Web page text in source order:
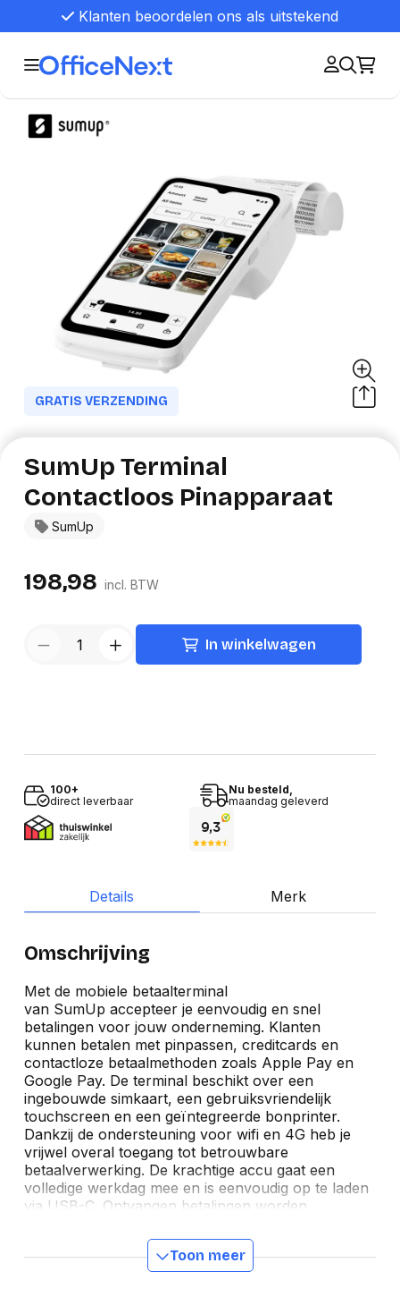
Klanten beoordelen ons als uitstekend
GRATIS VERZENDING
SumUp
SumUp Terminal
Contactloos Pinapparaat
198,98 incl. BTW
In winkelwagen
100+
direct leverbaar
Nu besteld,
maandag geleverd
Details Merk
Omschrijving
Met de mobiele betaalterminal
van SumUp accepteer je eenvoudig en snel
betalingen voor jouw onderneming. Klanten
kunnen betalen met pinpassen, creditcards en
contactloze betaalmethoden zoals Apple Pay en
Google Pay. De terminal beschikt over een
ingebouwde simkaart, een gebruiksvriendelijk
touchscreen en een geïntegreerde bonprinter.
Dankzij de ondersteuning voor wifi en 4G heb je
vrijwel overal toegang tot betrouwbare
betaalverwerking. De krachtige accu gaat een
volledige werkdag mee en is eenvoudig op te laden
via USB-C. Ontvangen betalingen worden
uitbetaald. Je betaalt alleen een transactietarief van
1,9% per betaling, zonder abonnementskosten,
maandelijkse verplichtingen of verborgen kosten.
Toon meer